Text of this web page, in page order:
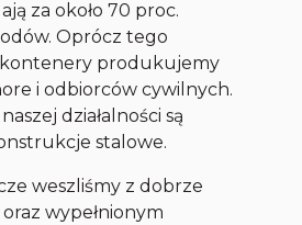
za około 70 proc.
Oprócz tego
produkujemy
i odbiorców cywilnych.
działalności są
stalowe.
weszliśmy z dobrze
wypełnionym